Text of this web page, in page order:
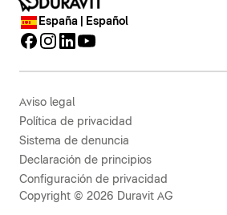
España | Español
Aviso legal
Política de privacidad
Sistema de denuncia
Declaración de principios
Configuración de privacidad
Copyright © 2026 Duravit AG